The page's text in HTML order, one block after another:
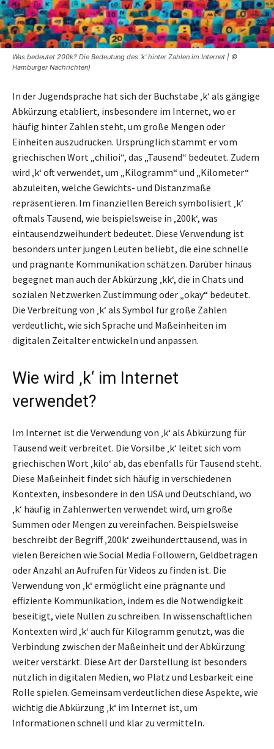
Was bedeutet 200k? Die Bedeutung des 'k' hinter Zahlen im Internet | ©
Hamburger Nachrichten)
In der Jugendsprache hat sich der Buchstabe ‚k‘ als gängige
Abkürzung etabliert, insbesondere im Internet, wo er
häufig hinter Zahlen steht, um große Mengen oder
Einheiten auszudrücken. Ursprünglich stammt er vom
griechischen Wort „chilioi“, das „Tausend“ bedeutet. Zudem
wird ‚k‘ oft verwendet, um „Kilogramm“ und „Kilometer“
abzuleiten, welche Gewichts- und Distanzmaße
repräsentieren. Im finanziellen Bereich symbolisiert ‚k‘
oftmals Tausend, wie beispielsweise in ‚200k‘, was
eintausendzweihundert bedeutet. Diese Verwendung ist
besonders unter jungen Leuten beliebt, die eine schnelle
und prägnante Kommunikation schätzen. Darüber hinaus
begegnet man auch der Abkürzung ‚kk‘, die in Chats und
sozialen Netzwerken Zustimmung oder „okay“ bedeutet.
Die Verbreitung von ‚k‘ als Symbol für große Zahlen
verdeutlicht, wie sich Sprache und Maßeinheiten im
digitalen Zeitalter entwickeln und anpassen.
Wie wird ‚k‘ im Internet
verwendet?
Im Internet ist die Verwendung von ‚k‘ als Abkürzung für
Tausend weit verbreitet. Die Vorsilbe ‚k‘ leitet sich vom
griechischen Wort ‚kilo‘ ab, das ebenfalls für Tausend steht.
Diese Maßeinheit findet sich häufig in verschiedenen
Kontexten, insbesondere in den USA und Deutschland, wo
‚k‘ häufig in Zahlenwerten verwendet wird, um große
Summen oder Mengen zu vereinfachen. Beispielsweise
beschreibt der Begriff ‚200k‘ zweihunderttausend, was in
vielen Bereichen wie Social Media Followern, Geldbeträgen
oder Anzahl an Aufrufen für Videos zu finden ist. Die
Verwendung von ‚k‘ ermöglicht eine prägnante und
effiziente Kommunikation, indem es die Notwendigkeit
beseitigt, viele Nullen zu schreiben. In wissenschaftlichen
Kontexten wird ‚k‘ auch für Kilogramm genutzt, was die
Verbindung zwischen der Maßeinheit und der Abkürzung
weiter verstärkt. Diese Art der Darstellung ist besonders
nützlich in digitalen Medien, wo Platz und Lesbarkeit eine
Rolle spielen. Gemeinsam verdeutlichen diese Aspekte, wie
wichtig die Abkürzung ‚k‘ im Internet ist, um
Informationen schnell und klar zu vermitteln.